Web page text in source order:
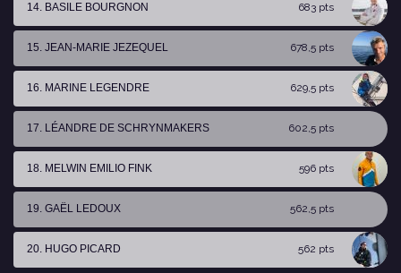
14. BASILE BOURGNON 683 pts
15. JEAN-MARIE JEZEQUEL 678,5 pts
16. MARINE LEGENDRE 629,5 pts
17. LÉANDRE DE SCHRYNMAKERS 602,5 pts
18. MELWIN EMILIO FINK 596 pts
19. GAËL LEDOUX 562,5 pts
20. HUGO PICARD 562 pts